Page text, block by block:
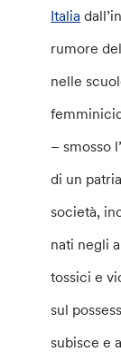
Italia
rumore
nelle
– smosso
di un
società,
nati negli
tossici e
sul
subisce e